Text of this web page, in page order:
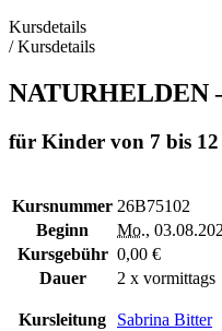
Kursdetails
/Kursdetails
NATURHELDEN
für Kinder von 7 bis
Kursnummer 26B75102
Beginn
Mo.,
Kursgebühr 0,00 €
Dauer
2 x vormittags
Kursleitung Sabrina Bitter